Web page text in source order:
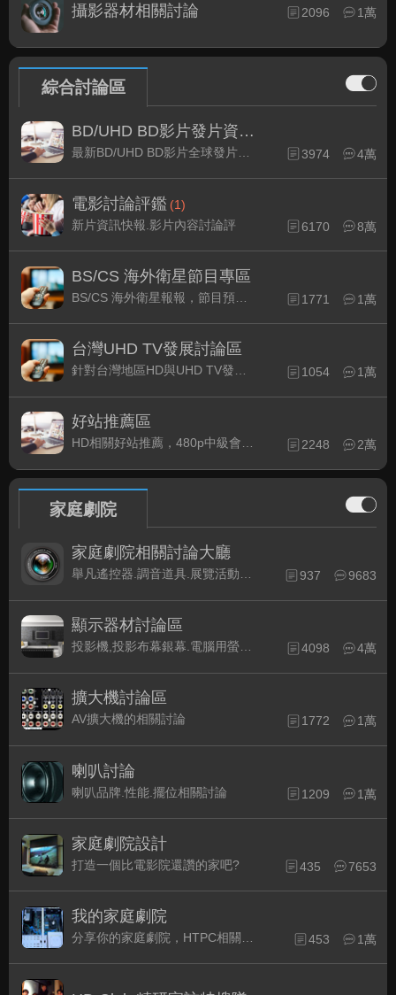
攝影器材相關討論 2096 1萬
綜合討論區
BD/UHD BD影片發片資訊
3974 4萬
電影討論評鑑 (1)
新片資訊快報.影片內容討論評
6170 8萬
BS/CS 海外衛星節目專區
1771 1萬
台灣UHD TV發展討論區
1054 1萬
好站推薦區
HD相關好站推薦，480p中級會員以上限定 2248 2萬
家庭劇院
家庭劇院相關討論大廳
937 9683
顯示器材討論區
4098 4萬
擴大機討論區
AV擴大機的相關討論 1772 1萬
喇叭討論
喇叭品牌.性能.擺位相關討論 1209 1萬
家庭劇院設計
打造一個比電影院還讚的家吧? 435 7653
我的家庭劇院
453 1萬